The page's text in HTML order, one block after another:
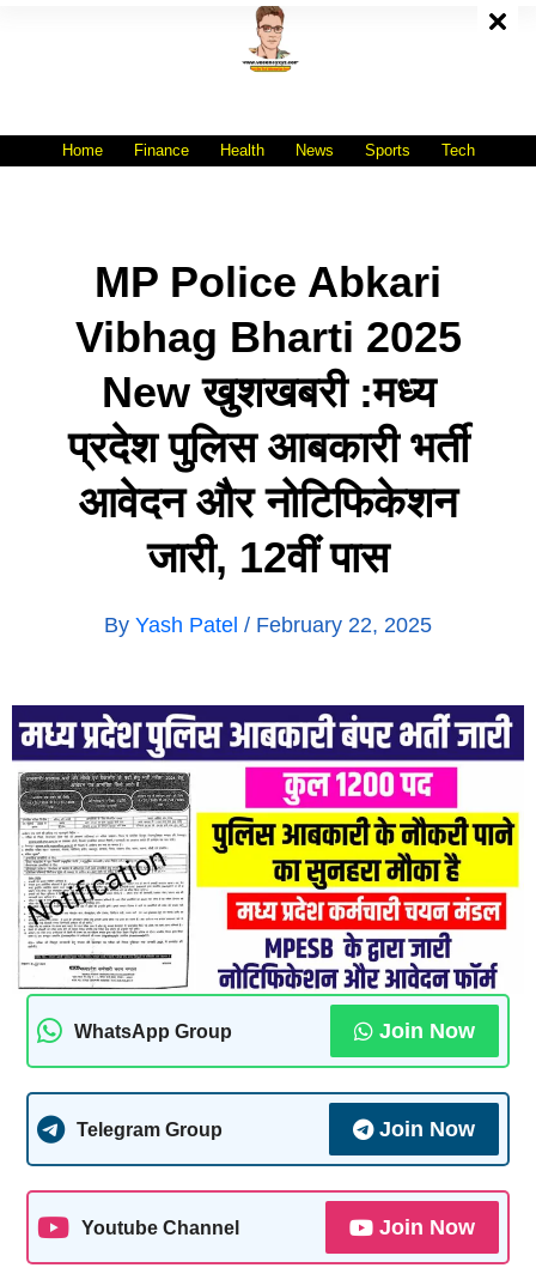
Home Finance Health News Sports Tech
MP Police Abkari
Vibhag Bharti 2025
New खुशखबरी :मध्य
प्रदेश पुलिस आबकारी भर्ती
आवेदन और नोटिफिकेशन
जारी, 12वीं पास
By Yash Patel / February 22, 2025
WhatsApp Group Join Now
Telegram Group Join Now
Youtube Channel Join Now